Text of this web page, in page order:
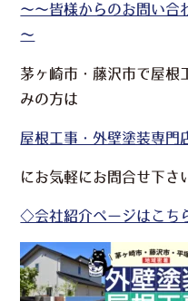
～～皆様からのお問い合
～
茅ヶ崎市・藤沢市で屋根
みの方は
屋根工事・外壁塗装専
に お気軽にお問合せ下さ
◇会社紹介ページはこち